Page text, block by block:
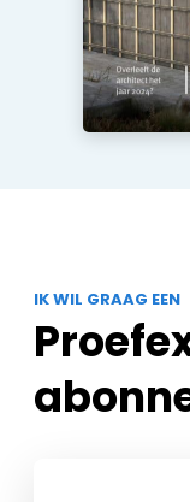
IK WIL GRAAG EEN